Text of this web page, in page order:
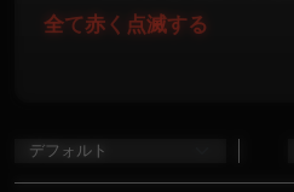
全て赤く点滅する